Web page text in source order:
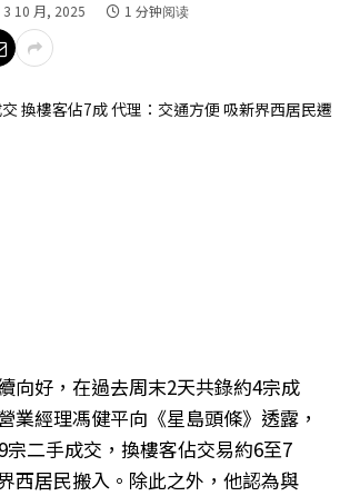
3 10 月, 2025 1 分钟阅读
向好，在過去周末2天共錄約4宗成
業經理馮健平向《星島頭條》透露，
宗二手成交，換樓客佔交易約6至7
西居民搬入。除此之外，他認為與